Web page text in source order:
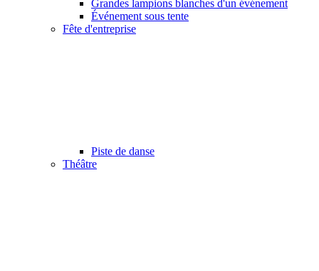
Grandes lampions blanches d'un événement
Événement sous tente
Fête d'entreprise
Piste de danse
Théâtre